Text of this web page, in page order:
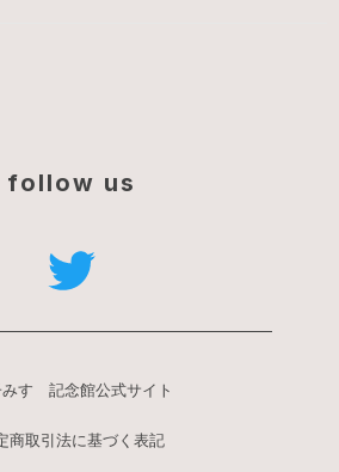
follow us
すゞ記念館公式サイト
商取引法に基づく表記